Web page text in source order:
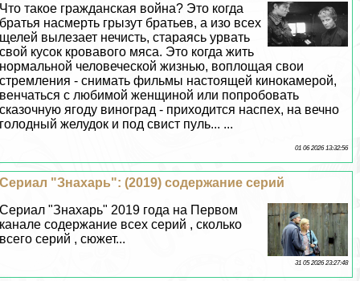
Что такое гражданская война? Это когда
братья наcмepть грызут братьев, а изо всех
щелей вылезает нечисть, стараясь урвать
свой кусок кровавого мяса. Это когда жить
нормальной человеческой жизнью, воплощая свои
стремления - снимать фильмы настоящей кинокамерой,
венчаться с любимой женщиной или попробовать
сказочную ягоду виноград - приходится наспех, на вечно
голодный желудок и под свист пуль... ...
01 06 2026 13:32:56
Сериал "Знахарь": (2019) содержание серий
Сериал "Знахарь" 2019 года на Первом
канале содержание всех серий , сколько
всего серий , сюжет...
31 05 2026 23:27:48